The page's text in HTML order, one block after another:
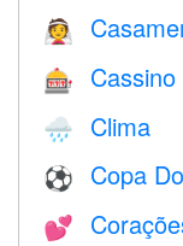
👰
🎰 Cassino
🌧 Clima
⚽ Copa
💕